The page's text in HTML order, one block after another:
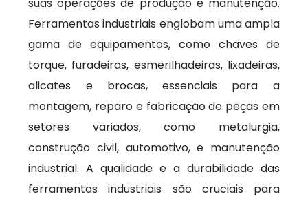
Ferramentas industriais englobam uma ampla
gama de equipamentos, como chaves de
torque, furadeiras, esmerilhadeiras, lixadeiras,
alicates e brocas, essenciais para a
montagem, reparo e fabricação de peças em
setores variados, como metalurgia,
construção civil, automotivo, e manutenção
industrial. A qualidade e a durabilidade das
ferramentas industriais são cruciais para